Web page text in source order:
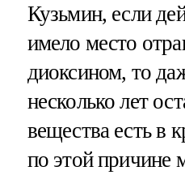
Кузьмин, если
имело место
диоксином, то
несколько лет
вещества есть в
по этой причине